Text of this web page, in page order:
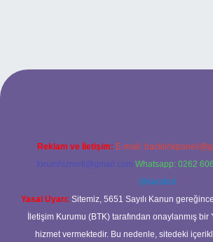
Reklam ve İletişim: E-mail:
forumhizmeti@gmail.com Whatsapp: 0262
@karabul
Yasal Uyarı: Sitemiz, 5651 Sayılı Kanun
İletişim Kurumu (BTK) tarafından onaylanmış bir
hizmet vermektedir. Bu nedenle, sitedeki